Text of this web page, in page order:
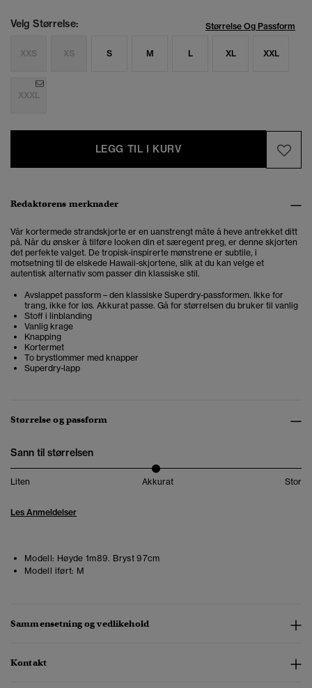
Velg Størrelse: Størrelse Og Passform
XXS XS S M L XL XXL
XXXL
LEGG TIL I KURV
Redaktørens merknader
Vår kortermede strandskjorte er en uanstrengt måte å heve antrekket ditt
på. Når du ønsker å tilføre looken din et særegent preg, er denne skjorten
det perfekte valget. De tropisk-inspirerte mønstrene er subtile, i
motsetning til de elskede Hawaii-skjortene, slik at du kan velge et
autentisk alternativ som passer din klassiske stil.
Avslappet passform – den klassiske Superdry-passformen. Ikke for
trang, ikke for løs. Akkurat passe. Gå for størrelsen du bruker til vanlig
Stoff i linblanding
Vanlig krage
Knapping
Kortermet
To brystlommer med knapper
Superdry-lapp
Størrelse og passform
Sann til størrelsen
Liten Akkurat Stor
Les Anmeldelser
Modell: Høyde 1m89. Bryst 97cm
Modell iført: M
Sammensetning og vedlikehold
Kontakt